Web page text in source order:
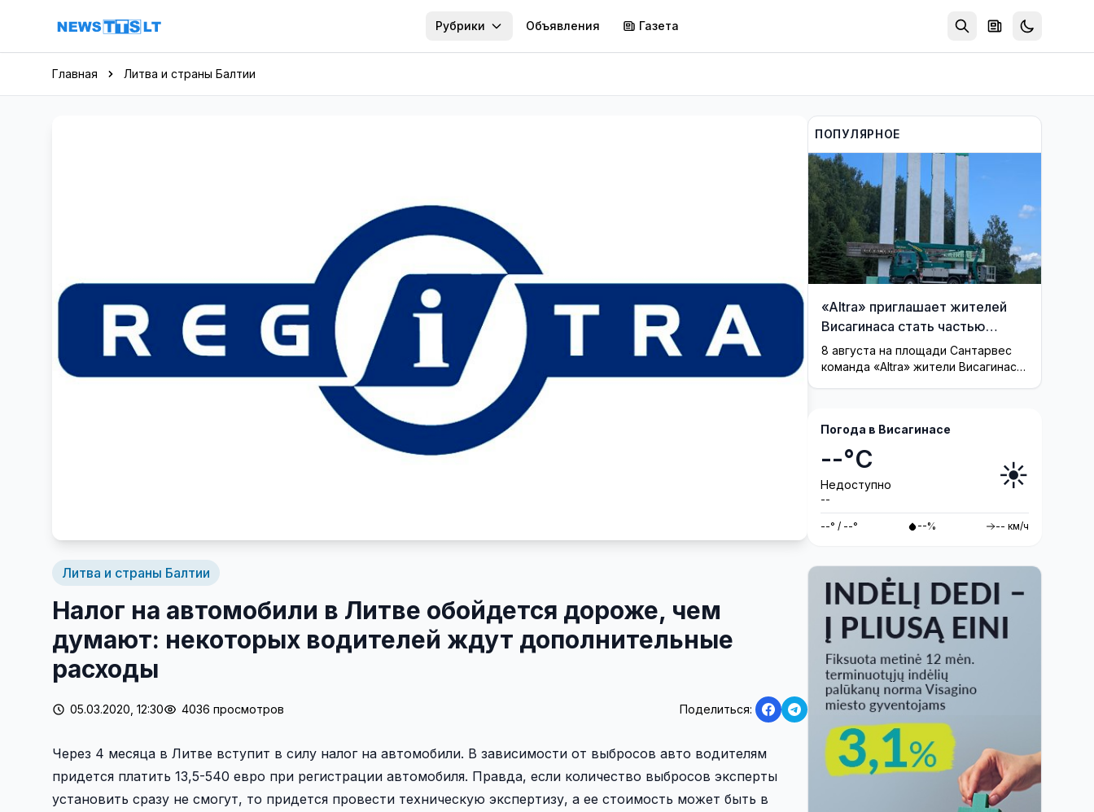
Перейти к содержимому
Рубрики Объявления Газета
Главная Литва и страны Балтии
Литва и страны Балтии
Налог на автомобили в Литве обойдется дороже, чем
думают: некоторых водителей ждут дополнительные
расходы
05.03.2020, 12:30 4036 просмотров Поделиться:
Через 4 месяца в Литве вступит в силу налог на автомобили. В зависимости от выбросов авто водителям
придется платить 13,5-540 евро при регистрации автомобиля. Правда, если количество выбросов эксперты
установить сразу не смогут, то придется провести техническую экспертизу, а ее стоимость может быть в
ПОПУЛЯРНОЕ
«Altra» приглашает жителей
Висагинаса стать частью
истории обновлённой стелы
8 августа на площади Сантарвес
команда «Altra» жители Висагинаса
Погода в Висагинасе
--°C
Недоступно
--
☀️
--° / --° --% -- км/ч